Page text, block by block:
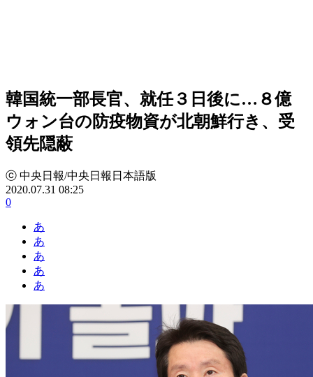
韓国統一部長官、就任３日後に…８億
ウォン台の防疫物資が北朝鮮行き、受
領先隠蔽
ⓒ 中央日報/中央日報日本語版
2020.07.31 08:25
0
あ
あ
あ
あ
あ